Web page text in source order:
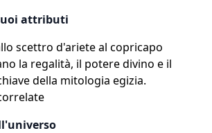
attributi
scettro d'ariete al copricapo
la regalità, il potere divino e il
della mitologia egizia.